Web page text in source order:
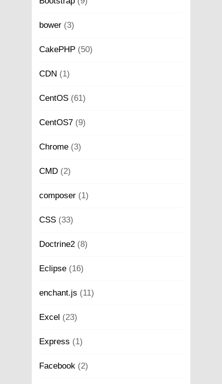
bower (3)
CakePHP (50)
CDN (1)
CentOS (61)
CentOS7 (9)
Chrome (3)
CMD (2)
composer (1)
CSS (33)
Doctrine2 (8)
Eclipse (16)
enchant.js (11)
Excel (23)
Express (1)
Facebook (2)